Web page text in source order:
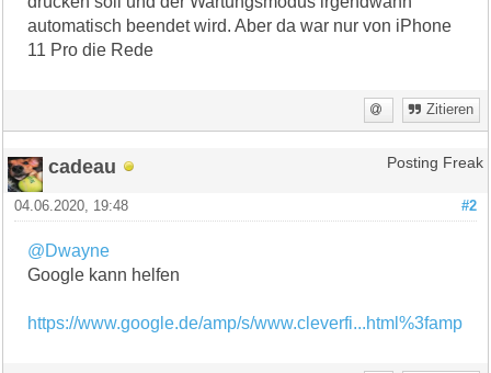
automatisch beendet wird. Aber da war nur von iPhone
11 Pro die Rede
Zitieren
cadeau Posting Freak
#2
04.06.2020, 19:48
@Dwayne
Google kann helfen
https://www.google.de/amp/s/www.cleverfi...html%3famp